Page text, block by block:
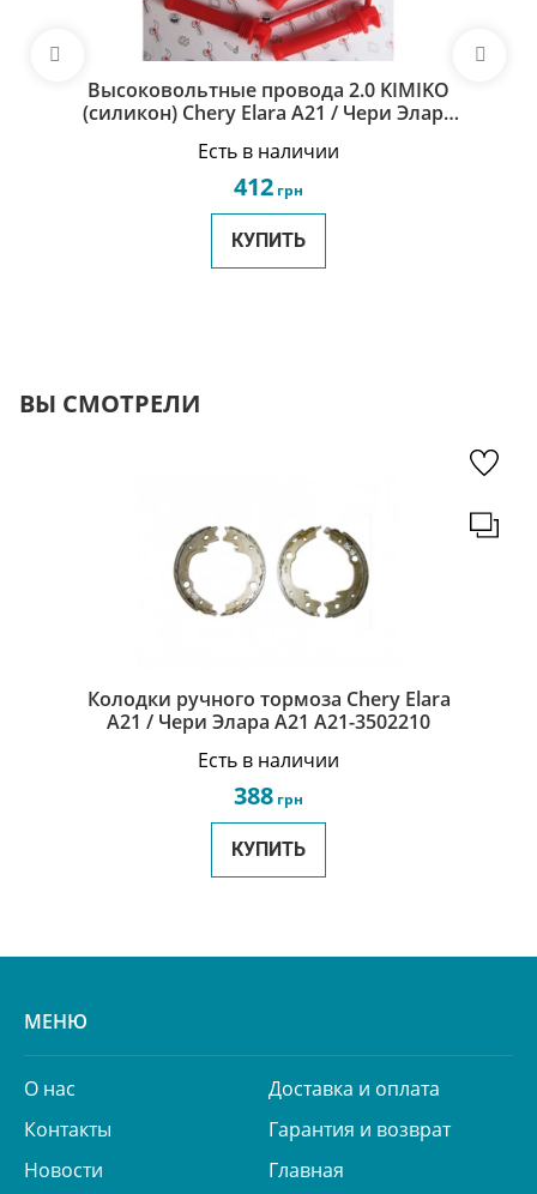
Высоковольтные провода 2.0 KIMIKO
(силикон) Chery Elara A21 / Чери Элара
Есть в наличии
412 грн
КУПИТЬ
ВЫ СМОТРЕЛИ
Колодки ручного тормоза Chery Elara
A21 / Чери Элара A21 A21-3502210
Есть в наличии
388 грн
КУПИТЬ
МЕНЮ
О нас
Доставка и оплата
Контакты
Гарантия и возврат
Новости
Главная